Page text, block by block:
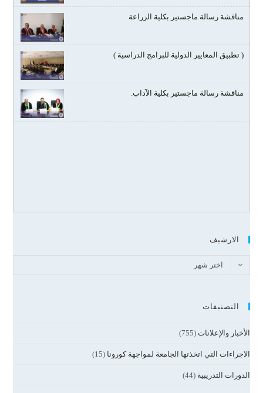
مناقشة رسالة ماجستير بكلية الزراعة
( تطبيق المعايير الدولية للبرامج الدراسية )
مناقشة رسالة ماجستير بكلية الآداب.
الارشيف
اختر شهر
التصنيفات
الأخبار والإعلانات (755)
الاجراءات التي اتخذتها الجامعة لمواجهة كورونا (15)
الدورات التدريبية (44)